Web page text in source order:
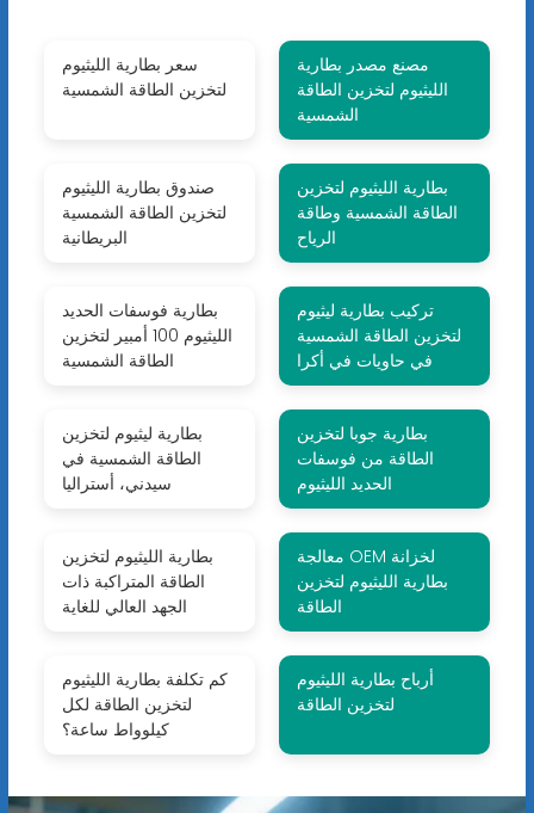
سعر بطارية الليثيوم
لتخزين الطاقة الشمسية
مصنع مصدر بطارية
الليثيوم لتخزين الطاقة
الشمسية
صندوق بطارية الليثيوم
لتخزين الطاقة الشمسية
البريطانية
بطارية الليثيوم لتخزين
الطاقة الشمسية وطاقة
الرياح
بطارية فوسفات الحديد
الليثيوم 100 أمبير لتخزين
الطاقة الشمسية
تركيب بطارية ليثيوم
لتخزين الطاقة الشمسية
في حاويات في أكرا
بطارية ليثيوم لتخزين
الطاقة الشمسية في
سيدني، أستراليا
بطارية جوبا لتخزين
الطاقة من فوسفات
الحديد الليثيوم
بطارية الليثيوم لتخزين
الطاقة المتراكبة ذات
الجهد العالي للغاية
معالجة OEM لخزانة
بطارية الليثيوم لتخزين
الطاقة
كم تكلفة بطارية الليثيوم
لتخزين الطاقة لكل
كيلوواط ساعة؟
أرباح بطارية الليثيوم
لتخزين الطاقة